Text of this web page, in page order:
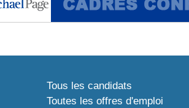
Tous les candidats
Toutes les offres d'emploi